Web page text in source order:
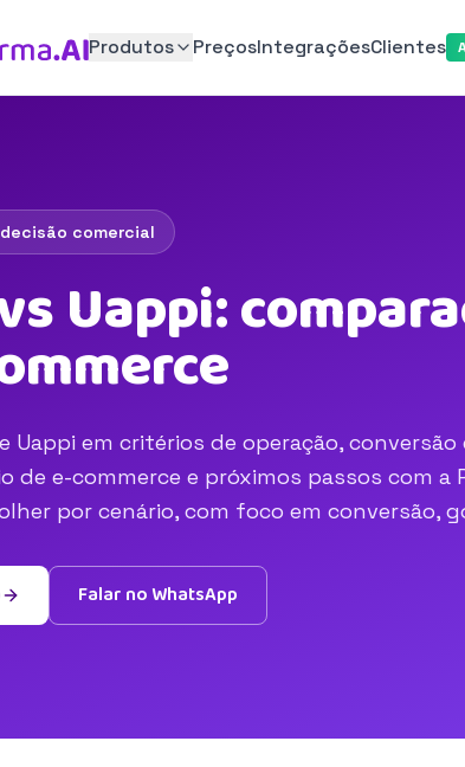
Produtos PreçosIntegraçõesClientes
comercial
Uappi:
e Uappi em critérios de operação,
de e-commerce e próximos passos com a
por cenário, com foco em conversão,
Falar no WhatsApp